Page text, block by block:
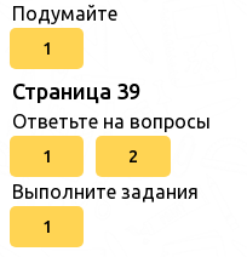
Подумайте
1
Страница 39
Ответьте на вопросы
1 2
Выполните задания
1